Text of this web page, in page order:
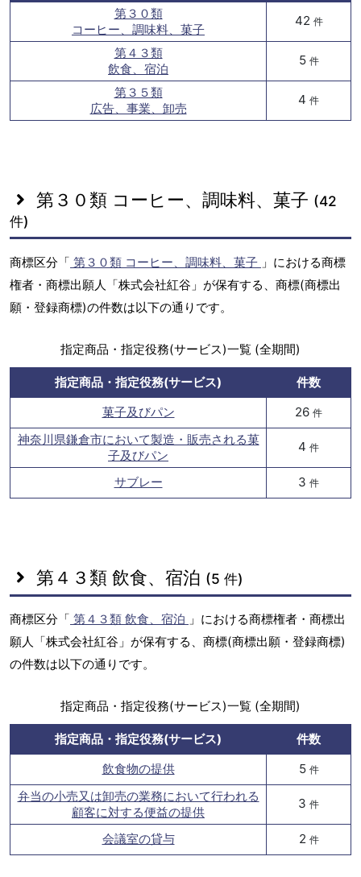
第３０類
コーヒー、調味料、菓子
42 件
第４３類
飲食、宿泊
5 件
第３５類
広告、事業、卸売
4 件
第３０類 コーヒー、調味料、菓子 (42
件)
商標区分「 第３０類 コーヒー、調味料、菓子 」における商標
権者・商標出願人「株式会社紅谷」が保有する、商標(商標出
願・登録商標)の件数は以下の通りです。
指定商品・指定役務(サービス)一覧 (全期間)
指定商品・指定役務(サービス)
件数
菓子及びパン
26 件
神奈川県鎌倉市において製造・販売される菓
子及びパン
4 件
サブレー 3 件
第４３類 飲食、宿泊 (5 件)
商標区分「 第４３類 飲食、宿泊 」における商標権者・商標出
願人「株式会社紅谷」が保有する、商標(商標出願・登録商標)
の件数は以下の通りです。
指定商品・指定役務(サービス)一覧 (全期間)
指定商品・指定役務(サービス)
件数
飲食物の提供
5 件
弁当の小売又は卸売の業務において行われる
顧客に対する便益の提供
3 件
会議室の貸与 2 件